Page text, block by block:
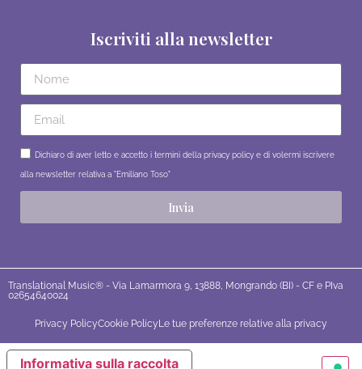
Iscriviti alla newsletter
Dichiaro di aver letto e accetto i termini della privacy policy e di volermi iscrivere
alla newsletter relativa a "Emiliano Toso"
Invia
Translational Music® - Via Lamarmora 9, 13888, Mongrando (BI) - CF e PIva
02654640024
Privacy PolicyCookie Policy Le tue preferenze relative alla privacy
Informativa sulla raccolta